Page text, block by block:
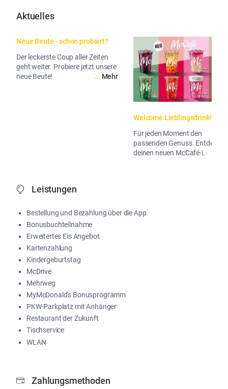
Aktuelles
Neue Beute - schon probiert?
Der leckerste Coup aller Zeiten
geht weiter. Probiere jetzt unsere
neue Beute!
... Mehr
Welcome Lieblingsdrink!
Für jeden Moment den
passenden Genuss. Entdecke
deinen neuen McCafé-Liebling!
Leistungen
Bestellung und Bezahlung über die App
Bonusbuchteilnahme
Erweitertes Eis Angebot
Kartenzahlung
Kindergeburtstag
McDrive
Mehrweg
MyMcDonald's Bonusprogramm
PKW-Parkplatz mit Anhänger
Restaurant der Zukunft
Tischservice
WLAN
Zahlungsmethoden